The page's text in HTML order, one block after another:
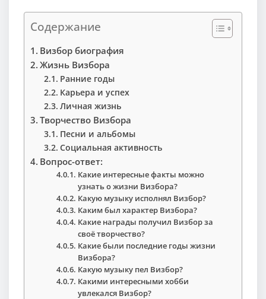
Содержание
Визбор биография
Жизнь Визбора
Ранние годы
Карьера и успех
Личная жизнь
Творчество Визбора
Песни и альбомы
Социальная активность
Вопрос-ответ:
Какие интересные факты можно
узнать о жизни Визбора?
Какую музыку исполнял Визбор?
Каким был характер Визбора?
Какие награды получил Визбор за
своё творчество?
Какие были последние годы жизни
Визбора?
Какую музыку пел Визбор?
Какими интересными хобби
увлекался Визбор?